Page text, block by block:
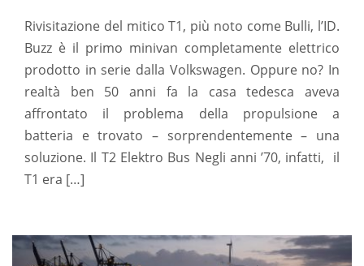
Rivisitazione del mitico T1, più noto come Bulli, l’ID.
Buzz è il primo minivan completamente elettrico
prodotto in serie dalla Volkswagen. Oppure no? In
realtà ben 50 anni fa la casa tedesca aveva
affrontato il problema della propulsione a
batteria e trovato – sorprendentemente – una
soluzione. Il T2 Elektro Bus Negli anni ’70, infatti, il
T1 era […]